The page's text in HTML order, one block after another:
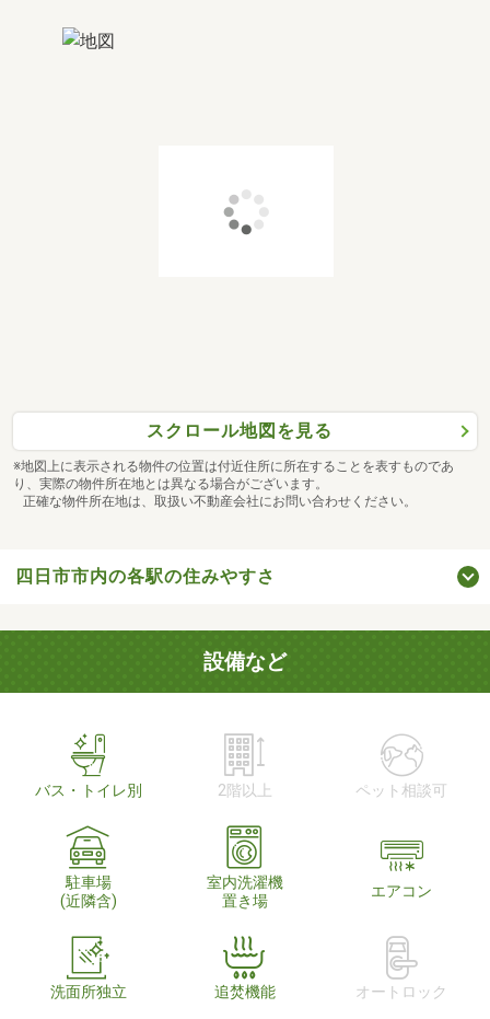
スクロール地図を見る
※地図上に表示される物件の位置は付近住所に所在することを表すものであ
り、実際の物件所在地とは異なる場合がございます。
正確な物件所在地は、取扱い不動産会社にお問い合わせください。
四日市市内の各駅の住みやすさ
設備など
バス・トイレ別 2階以上 ペット相談可
駐車場
(近隣含)
室内洗濯機
置き場
エアコン
洗面所独立 追焚機能 オートロック